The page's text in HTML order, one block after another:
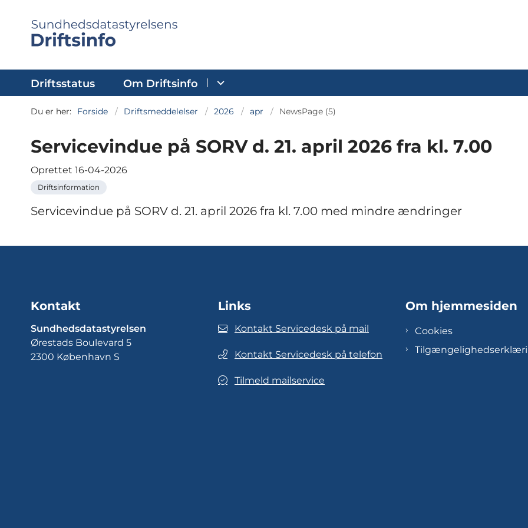
Driftsstatus Om Driftsinfo
Du er her: Forside Driftsmeddelelser 2026 apr NewsPage (5)
Servicevindue på SORV d. 21. april 2026 fra kl. 7.00
Oprettet 16-04-2026
Driftsinformation
Servicevindue på SORV d. 21. april 2026 fra kl. 7.00 med mindre ændringer
Kontakt
Sundhedsdatastyrelsen
Ørestads Boulevard 5
2300 København S
Links
Kontakt Servicedesk på mail
Kontakt Servicedesk på telefon
Tilmeld mailservice
Om hjemmesiden
Cookies